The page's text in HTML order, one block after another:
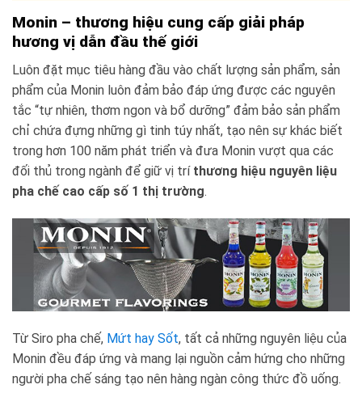
Monin – thương hiệu cung cấp giải pháp
hương vị dẫn đầu thế giới
Luôn đặt mục tiêu hàng đầu vào chất lượng sản phẩm, sản
phẩm của Monin luôn đảm bảo đáp ứng được các nguyên
tắc “tự nhiên, thơm ngon và bổ dưỡng” đảm bảo sản phẩm
chỉ chứa đựng những gì tinh túy nhất, tạo nên sự khác biết
trong hơn 100 năm phát triển và đưa Monin vượt qua các
đối thủ trong ngành để giữ vị trí thương hiệu nguyên liệu
pha chế cao cấp số 1 thị trường.
Từ Siro pha chế, Mứt hay Sốt, tất cả những nguyên liệu của
Monin đều đáp ứng và mang lại nguồn cảm hứng cho những
người pha chế sáng tạo nên hàng ngàn công thức đồ uống.